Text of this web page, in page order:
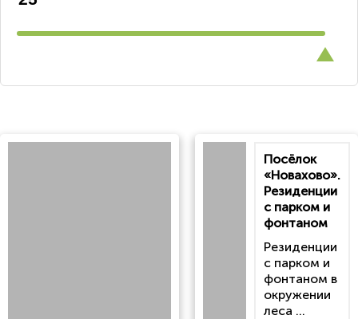
Посёлок
«Новахово».
Резиденции
с парком и
фонтаном
Резиденции
с парком и
фонтаном в
окружении
леса ...